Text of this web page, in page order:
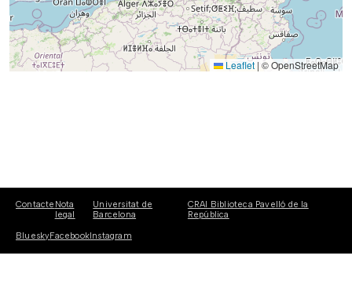
Leaflet | © OpenStreetMap
Contacte Nota
legal
Universitat de
Barcelona
CRAI Biblioteca Pavelló de la
República
BlueskyFacebookInstagram